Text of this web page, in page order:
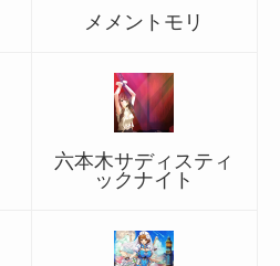
メメントモリ
六本木サディスティ
ックナイト